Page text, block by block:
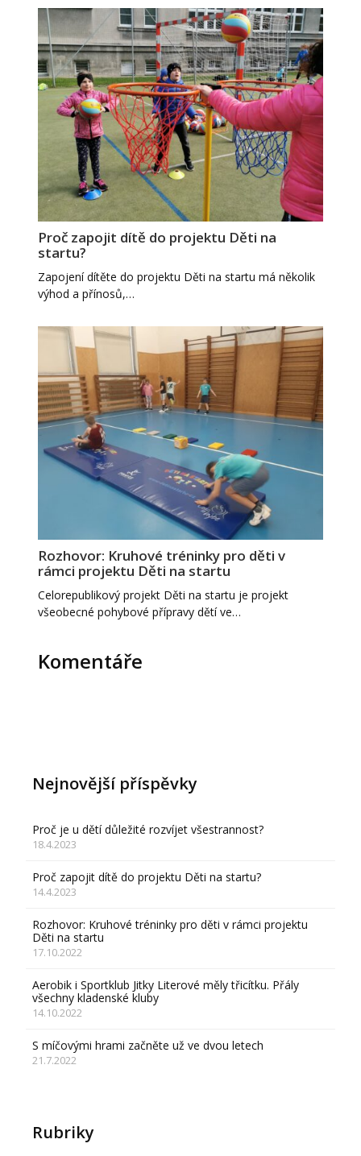
Proč zapojit dítě do projektu Děti na
startu?
Zapojení dítěte do projektu Děti na startu má několik
výhod a přínosů,…
Rozhovor: Kruhové tréninky pro děti v
rámci projektu Děti na startu
Celorepublikový projekt Děti na startu je projekt
všeobecné pohybové přípravy dětí ve…
Komentáře
Nejnovější příspěvky
Proč je u dětí důležité rozvíjet všestrannost?
18.4.2023
Proč zapojit dítě do projektu Děti na startu?
14.4.2023
Rozhovor: Kruhové tréninky pro děti v rámci projektu
Děti na startu
17.10.2022
Aerobik i Sportklub Jitky Literové měly třicítku. Přály
všechny kladenské kluby
14.10.2022
S míčovými hrami začněte už ve dvou letech
21.7.2022
Rubriky